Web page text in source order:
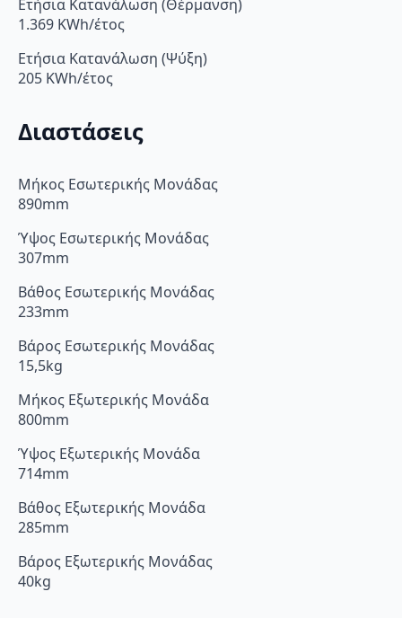
Ετήσια Κατανάλωση (Θέρμανση)
1.369 KWh/έτος
Ετήσια Κατανάλωση (Ψύξη)
205 KWh/έτος
Διαστάσεις
Μήκος Εσωτερικής Μονάδας
890mm
Ύψος Εσωτερικής Μονάδας
307mm
Βάθος Εσωτερικής Μονάδας
233mm
Βάρος Εσωτερικής Μονάδας
15,5kg
Μήκος Εξωτερικής Μονάδα
800mm
Ύψος Εξωτερικής Μονάδα
714mm
Βάθος Εξωτερικής Μονάδα
285mm
Βάρος Εξωτερικής Μονάδας
40kg